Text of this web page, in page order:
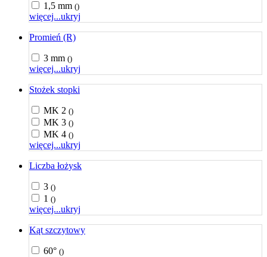
1,5 mm ()
więcej...ukryj
Promień (R)
3 mm ()
więcej...ukryj
Stożek stopki
MK 2 ()
MK 3 ()
MK 4 ()
więcej...ukryj
Liczba łożysk
3 ()
1 ()
więcej...ukryj
Kąt szczytowy
60° ()